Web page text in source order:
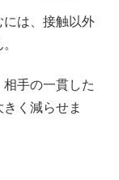
には、接触以外
手の一貫した
く減らせま